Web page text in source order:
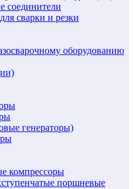
соединители
сварки и резки
оборудованию
генераторы)
компрессоры
поршневые